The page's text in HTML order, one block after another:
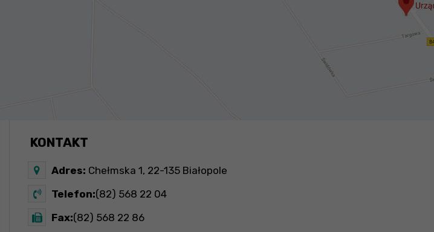
KONTAKT
Adres: Chełmska 1, 22-135 Białopole
Telefon:(82) 568 22 04
Fax:(82) 568 22 86